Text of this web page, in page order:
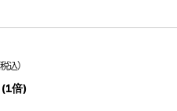
税込）
倍)